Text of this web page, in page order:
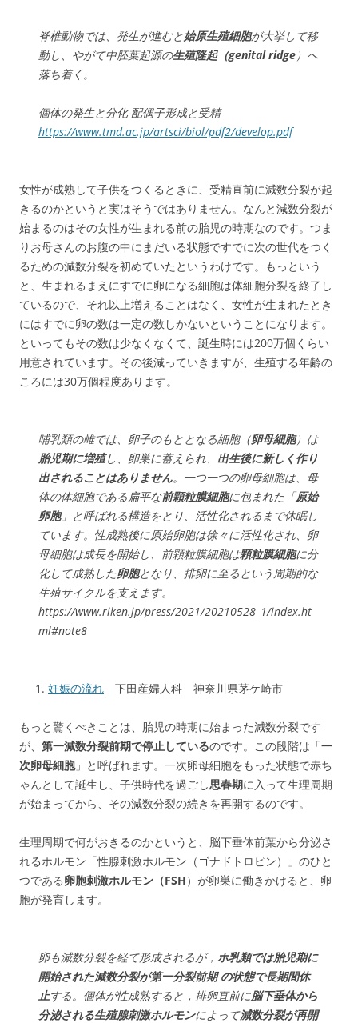
脊椎動物では、発生が進むと始原生殖細胞が大挙して移
動し、やがて中胚葉起源の生殖隆起（genital ridge）へ
落ち着く。
個体の発生と分化-配偶子形成と受精
https://www.tmd.ac.jp/artsci/biol/pdf2/develop.pdf
女性が成熟して子供をつくるときに、受精直前に減数分裂が起
きるのかというと実はそうではありません。なんと減数分裂が
始まるのはその女性が生まれる前の胎児の時期なのです。つま
りお母さんのお腹の中にまだいる状態ですでに次の世代をつく
るための減数分裂を初めていたというわけです。もっという
と、生まれるまえにすでに卵になる細胞は体細胞分裂を終了し
ているので、それ以上増えることはなく、女性が生まれたとき
にはすでに卵の数は一定の数しかないということになります。
といってもその数は少なくなくて、誕生時には200万個くらい
用意されています。その後減っていきますが、生殖する年齢の
ころには30万個程度あります。
哺乳類の雌では、卵子のもととなる細胞（卵母細胞）は
胎児期に増殖し、卵巣に蓄えられ、 出生後に新しく作り
出されることはありません。一つ一つの卵母細胞は、母
体の体細胞である扁平な前顆粒膜細胞に包まれた「原始
卵胞」と呼ばれる構造をとり、活性化されるまで休眠し
ています。性成熟後に原始卵胞は徐々に活性化され、卵
母細胞は成長を開始し、前顆粒膜細胞は顆粒膜細胞に分
化して成熟した卵胞となり、排卵に至るという周期的な
生殖サイクルを支えます。
https://www.riken.jp/press/2021/20210528_1/index.ht
ml#note8
妊娠の流れ 下田産婦人科 神奈川県茅ケ崎市
もっと驚くべきことは、胎児の時期に始まった減数分裂です
が、 第一減数分裂前期で停止しているのです。この段階は「一
次卵母細胞」と呼ばれます。一次卵母細胞をもった状態で赤ち
ゃんとして誕生し、子供時代を過ごし思春期に入って生理周期
が始まってから、その減数分裂の続きを再開するのです。
生理周期で何がおきるのかというと、脳下垂体前葉から分泌さ
れるホルモン「性腺刺激ホルモン（ゴナドトロピン）」のひと
つである卵胞刺激ホルモン（FSH）が卵巣に働きかけると、卵
胞が発育します。
卵も減数分裂を経て形成されるが， ホ乳類では胎児期に
開始された減数分裂が第一分裂前期 の状態で長期間休
止する。個体が性成熟すると，排卵直前に脳下垂体から
分泌される生殖腺刺激ホルモンによって減数分裂が再開